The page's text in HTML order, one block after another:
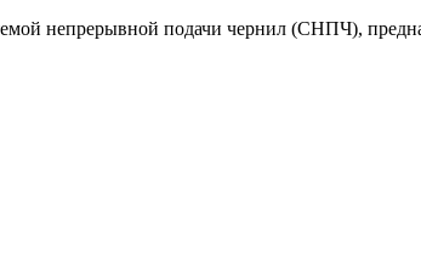
непрерывной подачи чернил (СНПЧ),